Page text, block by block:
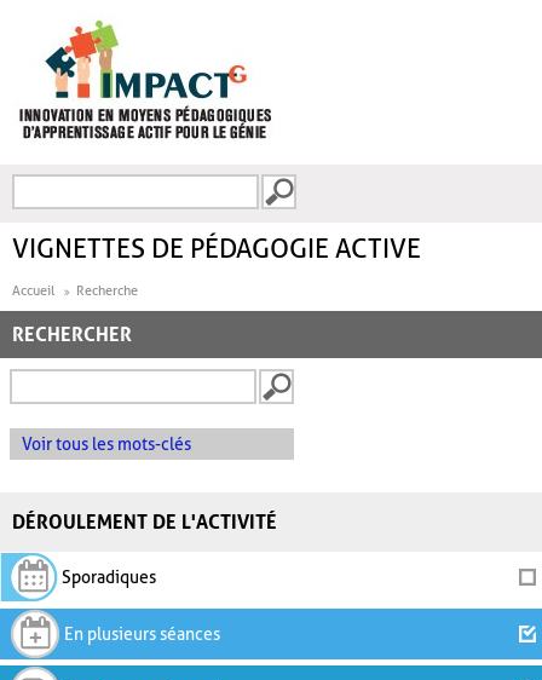
FORMULAIRE DE
VIGNETTES DE PÉDAGOGIE ACTIVE
Accueil Recherche
RECHERCHER
Voir tous les mots-clés
DÉROULEMENT DE L'ACTIVITÉ
Sporadiques
En plusieurs séances